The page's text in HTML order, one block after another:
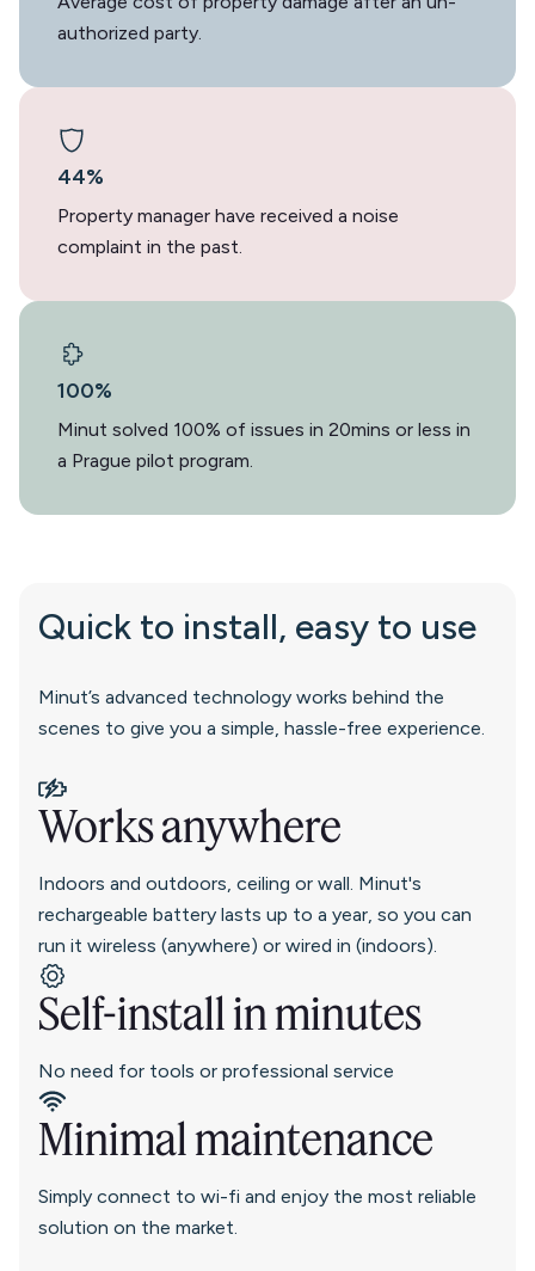
authorized party.
44%
Property manager have received a noise
complaint in the past.
100%
Minut solved 100% of issues in 20mins or less in
a Prague pilot program.
Quick to install, easy to use
Minut’s advanced technology works behind the
scenes to give you a simple, hassle-free experience.
Works anywhere
Indoors and outdoors, ceiling or wall. Minut's
rechargeable battery lasts up to a year, so you can
run it wireless (anywhere) or wired in (indoors).
Self-install in minutes
No need for tools or professional service
Minimal maintenance
Simply connect to wi-fi and enjoy the most reliable
solution on the market.